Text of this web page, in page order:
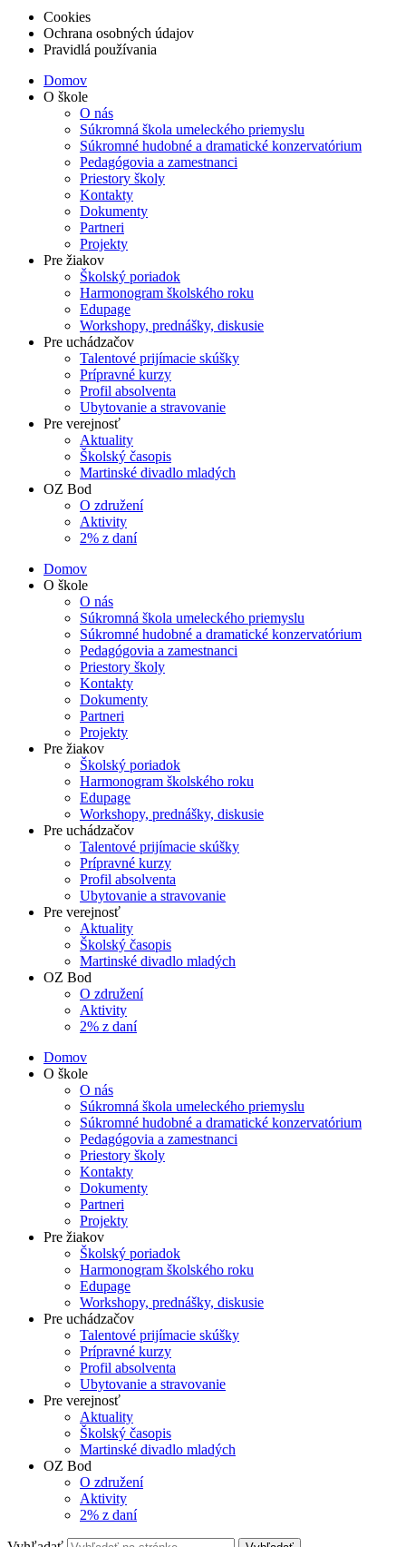
Cookies
Ochrana osobných údajov
Pravidlá používania
Domov
O škole
O nás
Súkromná škola umeleckého priemyslu
Súkromné hudobné a dramatické konzervatórium
Pedagógovia a zamestnanci
Priestory školy
Kontakty
Dokumenty
Partneri
Projekty
Pre žiakov
Školský poriadok
Harmonogram školského roku
Edupage
Workshopy, prednášky, diskusie
Pre uchádzačov
Talentové prijímacie skúšky
Prípravné kurzy
Profil absolventa
Ubytovanie a stravovanie
Pre verejnosť
Aktuality
Školský časopis
Martinské divadlo mladých
OZ Bod
O združení
Aktivity
2% z daní
Domov
O škole
O nás
Súkromná škola umeleckého priemyslu
Súkromné hudobné a dramatické konzervatórium
Pedagógovia a zamestnanci
Priestory školy
Kontakty
Dokumenty
Partneri
Projekty
Pre žiakov
Školský poriadok
Harmonogram školského roku
Edupage
Workshopy, prednášky, diskusie
Pre uchádzačov
Talentové prijímacie skúšky
Prípravné kurzy
Profil absolventa
Ubytovanie a stravovanie
Pre verejnosť
Aktuality
Školský časopis
Martinské divadlo mladých
OZ Bod
O združení
Aktivity
2% z daní
Domov
O škole
O nás
Súkromná škola umeleckého priemyslu
Súkromné hudobné a dramatické konzervatórium
Pedagógovia a zamestnanci
Priestory školy
Kontakty
Dokumenty
Partneri
Projekty
Pre žiakov
Školský poriadok
Harmonogram školského roku
Edupage
Workshopy, prednášky, diskusie
Pre uchádzačov
Talentové prijímacie skúšky
Prípravné kurzy
Profil absolventa
Ubytovanie a stravovanie
Pre verejnosť
Aktuality
Školský časopis
Martinské divadlo mladých
OZ Bod
O združení
Aktivity
2% z daní